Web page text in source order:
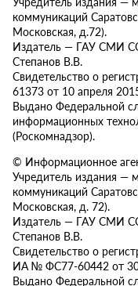
коммуникаций
Московская, д.72).
Издатель — ГАУ СМИ СО
Степанов В.В.
Свидетельство о
61373 от 10 апреля
Выдано Федеральной
информационных
(Роскомнадзор).
© Информационное
Учредитель издания —
коммуникаций
Московская, д. 72).
Издатель — ГАУ СМИ СО
Степанов В.В.
Свидетельство о
ИА № ФС77-60442 от 30
Выдано Федеральной